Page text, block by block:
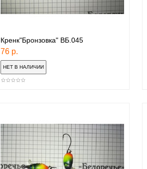
Кренк"Бронзовка" ВБ.045
76 р.